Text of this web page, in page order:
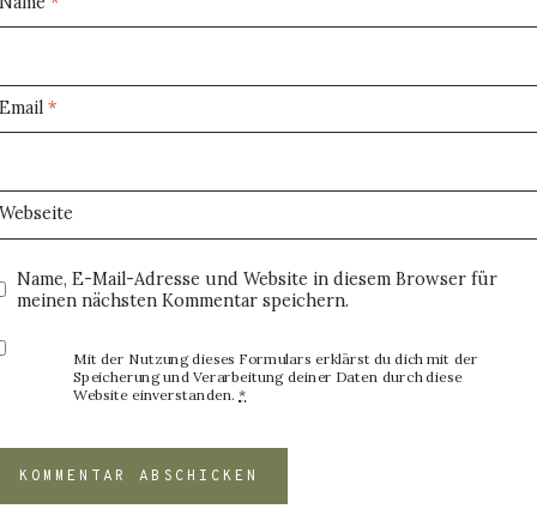
Email*
Webseite
Name, E-Mail-Adresse und Website in diesem Browser für
meinen nächsten Kommentar speichern.
Mit der Nutzung dieses Formulars erklärst du dich mit der
Speicherung und Verarbeitung deiner Daten durch diese
Website einverstanden.*